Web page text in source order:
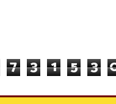
7 3 1 5 3